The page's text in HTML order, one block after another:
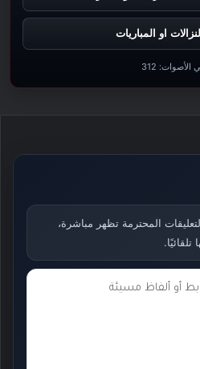
او المباريات
الأصوات: 312
المحترمة تظهر مباشرة،